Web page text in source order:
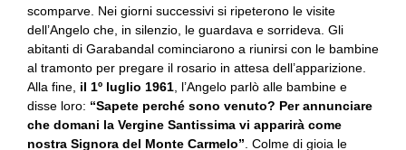
scomparve. Nei giorni successivi si ripeterono le visite
dell’Angelo che, in silenzio, le guardava e sorrideva. Gli
abitanti di Garabandal cominciarono a riunirsi con le bambine
al tramonto per pregare il rosario in attesa dell’apparizione.
Alla fine, il 1º luglio 1961 , l’Angelo parlò alle bambine e
disse loro: “Sapete perché sono venuto? Per annunciare
che domani la Vergine Santissima vi apparirà come
nostra Signora del Monte Carmelo” . Colme di gioia le